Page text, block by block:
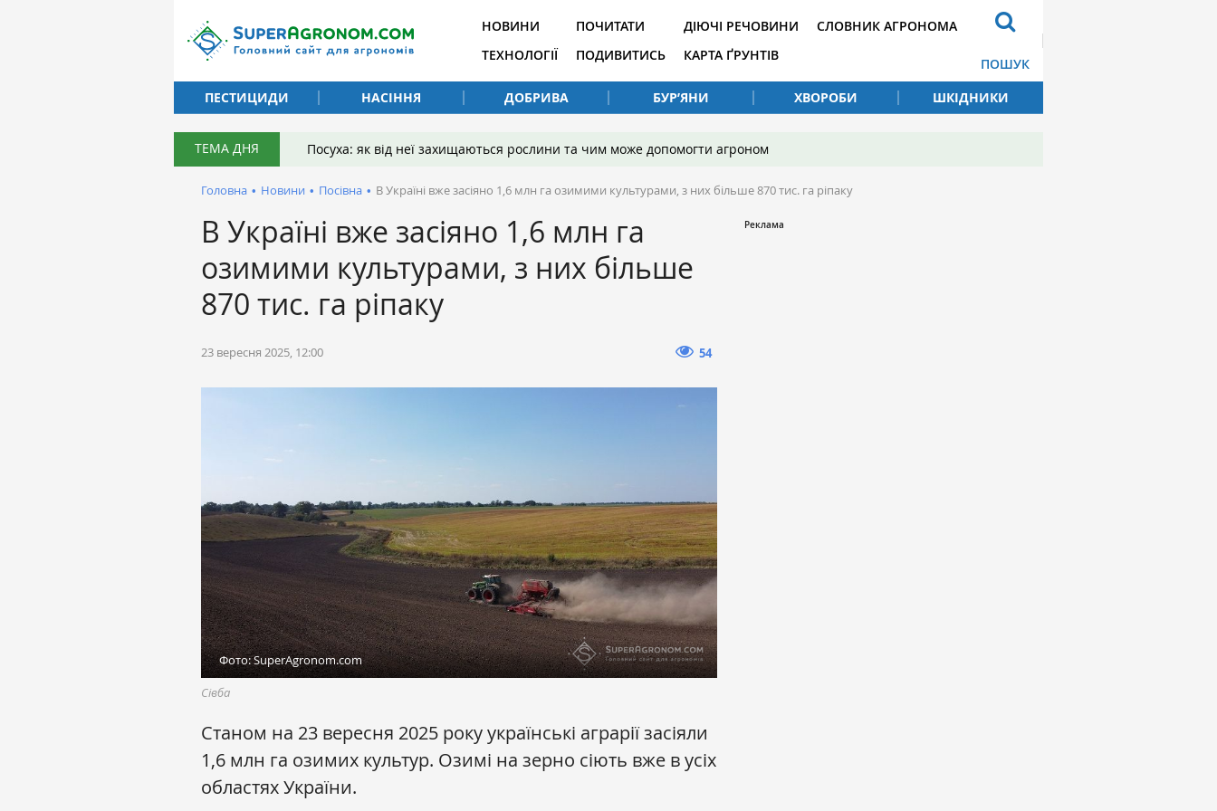
НОВИНИ
ТЕХНОЛОГІЇ
ПОЧИТАТИ
ПОДИВИТИСЬ
ДІЮЧІ РЕЧОВИНИ
КАРТА ҐРУНТІВ
СЛОВНИК АГРОНОМА
ПОШУК
ПЕСТИЦИДИ
НАСІННЯ ДОБРИВА БУР’ЯНИ ХВОРОБИ ШКІДНИКИ
ТЕМА ДНЯ Посуха: як від неї захищаються рослини та чим може допомогти агроном
Головна • Новини • Посівна • В Україні вже засіяно 1,6 млн га озимими культурами, з них більше 870 тис. га ріпаку
В Україні вже засіяно 1,6 млн га
озимими культурами, з них більше
870 тис. га ріпаку
23 вересня 2025, 12:00 54
Фото: SuperAgronom.com
Сівба
Станом на 23 вересня 2025 року українські аграрії засіяли
1,6 млн га озимих культур. Озимі на зерно сіють вже в усіх
областях України.